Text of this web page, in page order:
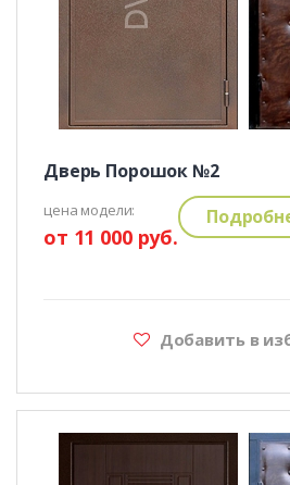
Дверь Порошок №2
цена модели:
от 11 000 руб.
Добавить в